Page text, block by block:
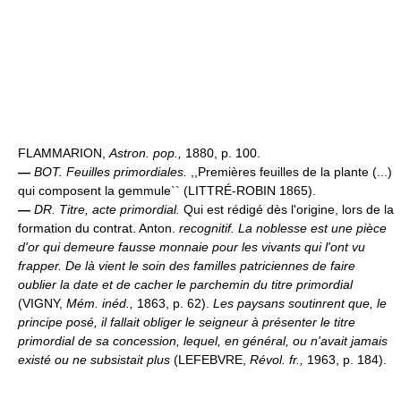
FLAMMARION, Astron. pop., 1880, p. 100.
— BOT. Feuilles primordiales.
,,Premières feuilles de la plante (...)
qui composent la gemmule`` (LITTRÉ-ROBIN 1865).
— DR. Titre, acte primordial. Qui est rédigé dès l'origine, lors de la
formation du contrat. Anton. recognitif. La noblesse est une pièce
d'or qui demeure fausse monnaie pour les vivants qui l'ont vu
frapper. De là vient le soin des familles patriciennes de faire
oublier la date et de cacher le parchemin du titre primordial
(VIGNY, Mém. inéd., 1863, p. 62). Les paysans soutinrent que, le
principe posé, il fallait obliger le seigneur à présenter le titre
primordial de sa concession, lequel, en général, ou n'avait jamais
existé ou ne subsistait plus (LEFEBVRE, Révol. fr., 1963, p. 184).